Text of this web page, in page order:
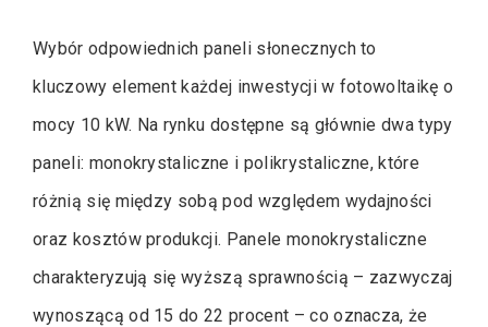
Wybór odpowiednich paneli słonecznych to
kluczowy element każdej inwestycji w fotowoltaikę o
mocy 10 kW. Na rynku dostępne są głównie dwa typy
paneli: monokrystaliczne i polikrystaliczne, które
różnią się między sobą pod względem wydajności
oraz kosztów produkcji. Panele monokrystaliczne
charakteryzują się wyższą sprawnością – zazwyczaj
wynoszącą od 15 do 22 procent – co oznacza, że